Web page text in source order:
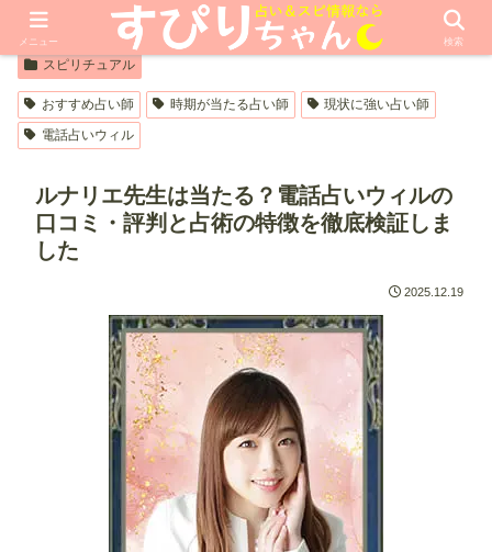
【PR】本ページはプロモーションが含まれています
スピリチュアル
おすすめ占い師 時期が当たる占い師
現状に強い占い師
電話占いウィル
ルナリエ先生は当たる？電話占いウィルの
口コミ・評判と占術の特徴を徹底検証しま
した
2025.12.19
メニュー 検索